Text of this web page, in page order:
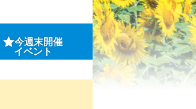
今週末開催
イベント